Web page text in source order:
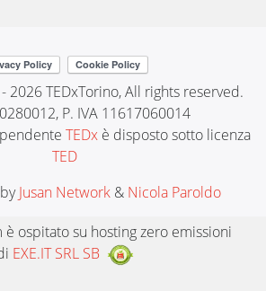
2026 TEDxTorino, All rights reserved.
P. IVA 11617060014
TEDx è disposto sotto licenza
TED
byJusan Network& Nicola Paroldo
è ospitato su hosting zero emissioni
EXE.IT SRL SB